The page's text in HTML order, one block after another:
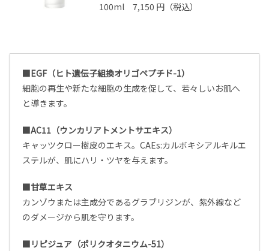
100ml 7,150 円（税込）
■EGF（ヒト遺伝子組換オリゴペプチド-1）
細胞の再生や新たな細胞の生成を促して、若々しいお肌へ
と導きます。
■AC11（ウンカリアトメントサエキス）
キャッツクロー樹皮のエキス。CAEs:カルボキシアルキルエ
ステルが、肌にハリ・ツヤを与えます。
■甘草エキス
カンゾウまたは主成分であるグラブリジンが、紫外線など
のダメージから肌を守ります。
■リピジュア（ポリクオタニウム-51）